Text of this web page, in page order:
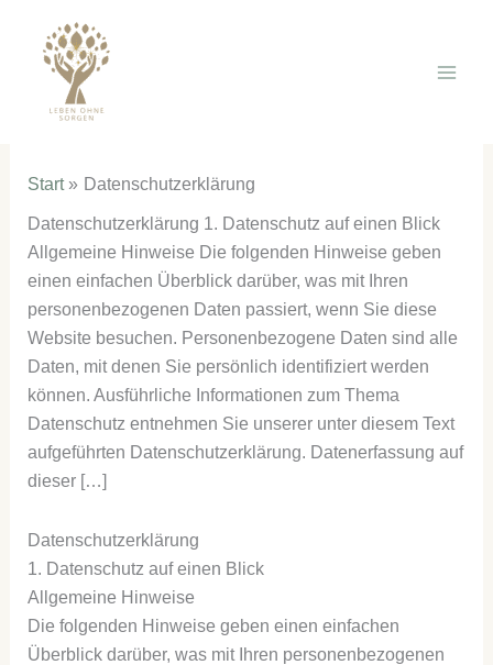
springen
Start Datenschutzerklärung
Datenschutzerklärung 1. Datenschutz auf einen Blick
Allgemeine Hinweise Die folgenden Hinweise geben
einen einfachen Überblick darüber, was mit Ihren
personenbezogenen Daten passiert, wenn Sie diese
Website besuchen. Personenbezogene Daten sind alle
Daten, mit denen Sie persönlich identifiziert werden
können. Ausführliche Informationen zum Thema
Datenschutz entnehmen Sie unserer unter diesem Text
aufgeführten Datenschutzerklärung. Datenerfassung auf
dieser […]
Datenschutzerklärung
1. Datenschutz auf einen Blick
Allgemeine Hinweise
Die folgenden Hinweise geben einen einfachen
Überblick darüber, was mit Ihren personenbezogenen